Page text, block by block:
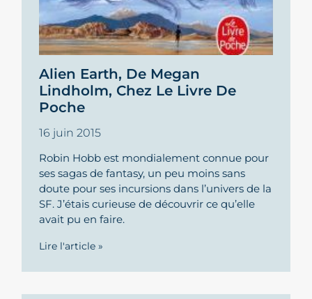
Alien Earth, De Megan
Lindholm, Chez Le Livre De
Poche
16 juin 2015
Robin Hobb est mondialement connue pour
ses sagas de fantasy, un peu moins sans
doute pour ses incursions dans l’univers de la
SF. J’étais curieuse de découvrir ce qu’elle
avait pu en faire.
Lire l'article »